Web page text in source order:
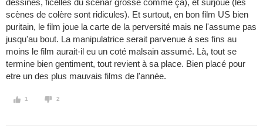
dessinés, ficelles du scénar grosse comme ça), et surjoué (les
scènes de colère sont ridicules). Et surtout, en bon film US bien
puritain, le film joue la carte de la perversité mais ne l'assume pas
jusqu'au bout. La manipulatrice serait parvenue à ses fins au
moins le film aurait-il eu un coté malsain assumé. Là, tout se
termine bien gentiment, tout revient à sa place. Bien placé pour
etre un des plus mauvais films de l'année.
1 2